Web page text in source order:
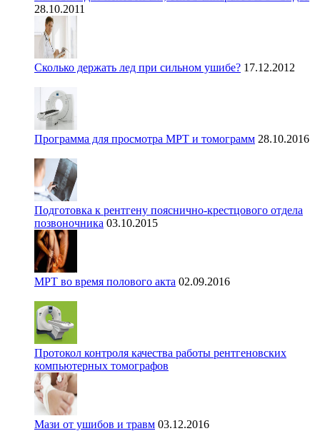
28.10.2011
Сколько держать лед при сильном ушибе? 17.12.2012
Программа для просмотра МРТ и томограмм 28.10.2016
Подготовка к рентгену пояснично-крестцового отдела
позвоночника 03.10.2015
МРТ во время полового акта 02.09.2016
Протокол контроля качества работы рентгеновских
компьютерных томографов
Мази от ушибов и травм 03.12.2016